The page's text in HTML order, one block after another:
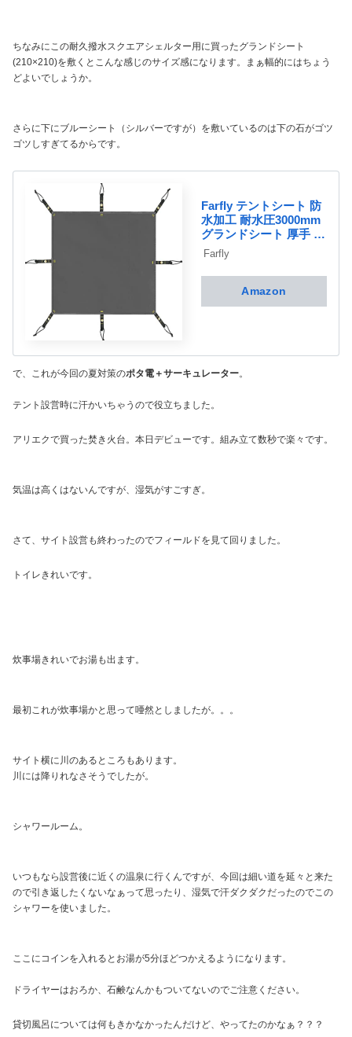
ちなみにこの耐久撥水スクエアシェルター用に買ったグランドシート
(210×210)を敷くとこんな感じのサイズ感になります。まぁ幅的にはちょう
どよいでしょうか。
さらに下にブルーシート（シルバーですが）を敷いているのは下の石がゴツ
ゴツしすぎてるからです。
Farfly テントシート 防
水加工 耐水圧3000mm
グランドシート 厚手 ア
ウトドア キャンプ 登山
ハトメつき 取付簡単 収
納袋付き (210*210cm)
Farfly
Amazon
で、これが今回の夏対策のポタ電＋サーキュレーター。
テント設営時に汗かいちゃうので役立ちました。
アリエクで買った焚き火台。本日デビューです。組み立て数秒で楽々です。
気温は高くはないんですが、湿気がすごすぎ。
さて、サイト設営も終わったのでフィールドを見て回りました。
トイレきれいです。
炊事場きれいでお湯も出ます。
最初これが炊事場かと思って唖然としましたが。。。
サイト横に川のあるところもあります。
川には降りれなさそうでしたが。
シャワールーム。
いつもなら設営後に近くの温泉に行くんですが、今回は細い道を延々と来た
ので引き返したくないなぁって思ったり、湿気で汗ダクダクだったのでこの
シャワーを使いました。
ここにコインを入れるとお湯が5分ほどつかえるようになります。
ドライヤーはおろか、石鹸なんかもついてないのでご注意ください。
貸切風呂については何もきかなかったんだけど、やってたのかなぁ？？？